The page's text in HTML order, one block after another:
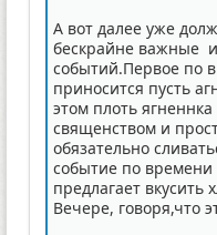
А вот далее уже
бескрайне важные
событий.Первое по
приносится пусть
этом плоть
священством и
обязательно
событие по времени
предлагает вкусить
Вечере, говоря,что